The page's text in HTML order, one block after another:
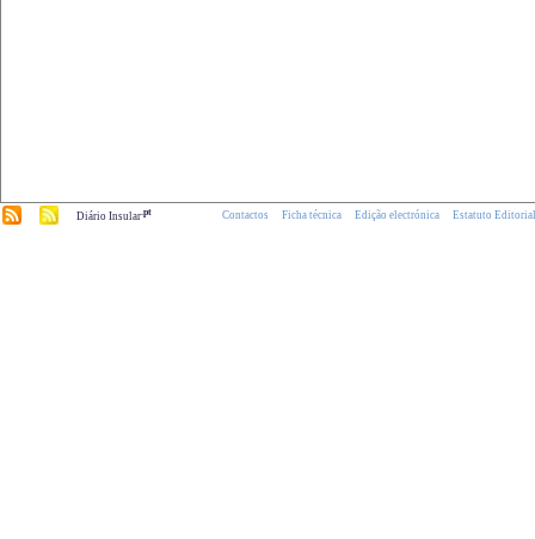
Diário Insular.pt Contactos Ficha técnica Edição electrónica Estatuto Editorial